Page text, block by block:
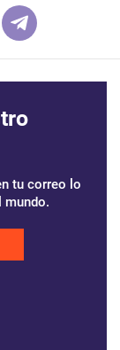
tu correo lo
mundo.